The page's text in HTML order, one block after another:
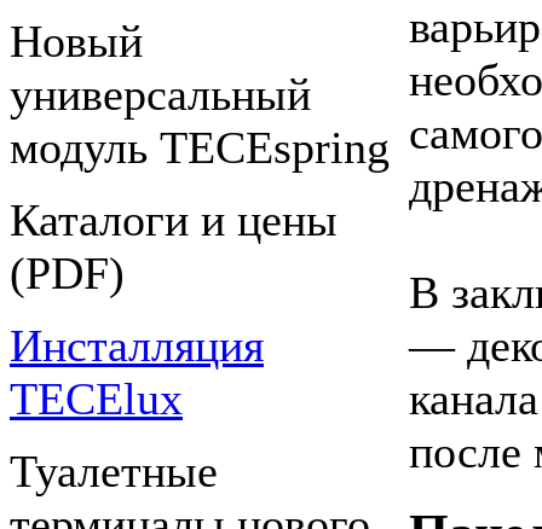
Новый
универсальный
модуль TECEspring
Каталоги и цены
(PDF)
Инсталляция
TECElux
Туалетные
В
—
после